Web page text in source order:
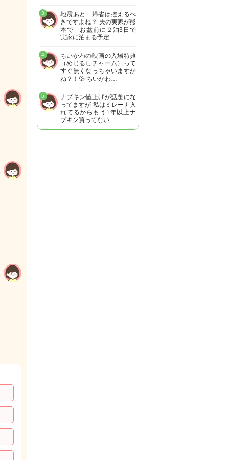
地震あと 帰省は控えるべ
きですよね？ 夫の実家が熊
本で お盆前に２泊3日で
実家に泊まる予定…
3
ちいかわの映画の入場特典
（めじるしチャーム）って
すぐ無くなっちゃいますか
ね？！💦 ちいかわ…
4
ナプキン値上げが話題にな
ってますが 私はミレーナ入
れてるからもう1年以上ナ
プキン買ってない…
5